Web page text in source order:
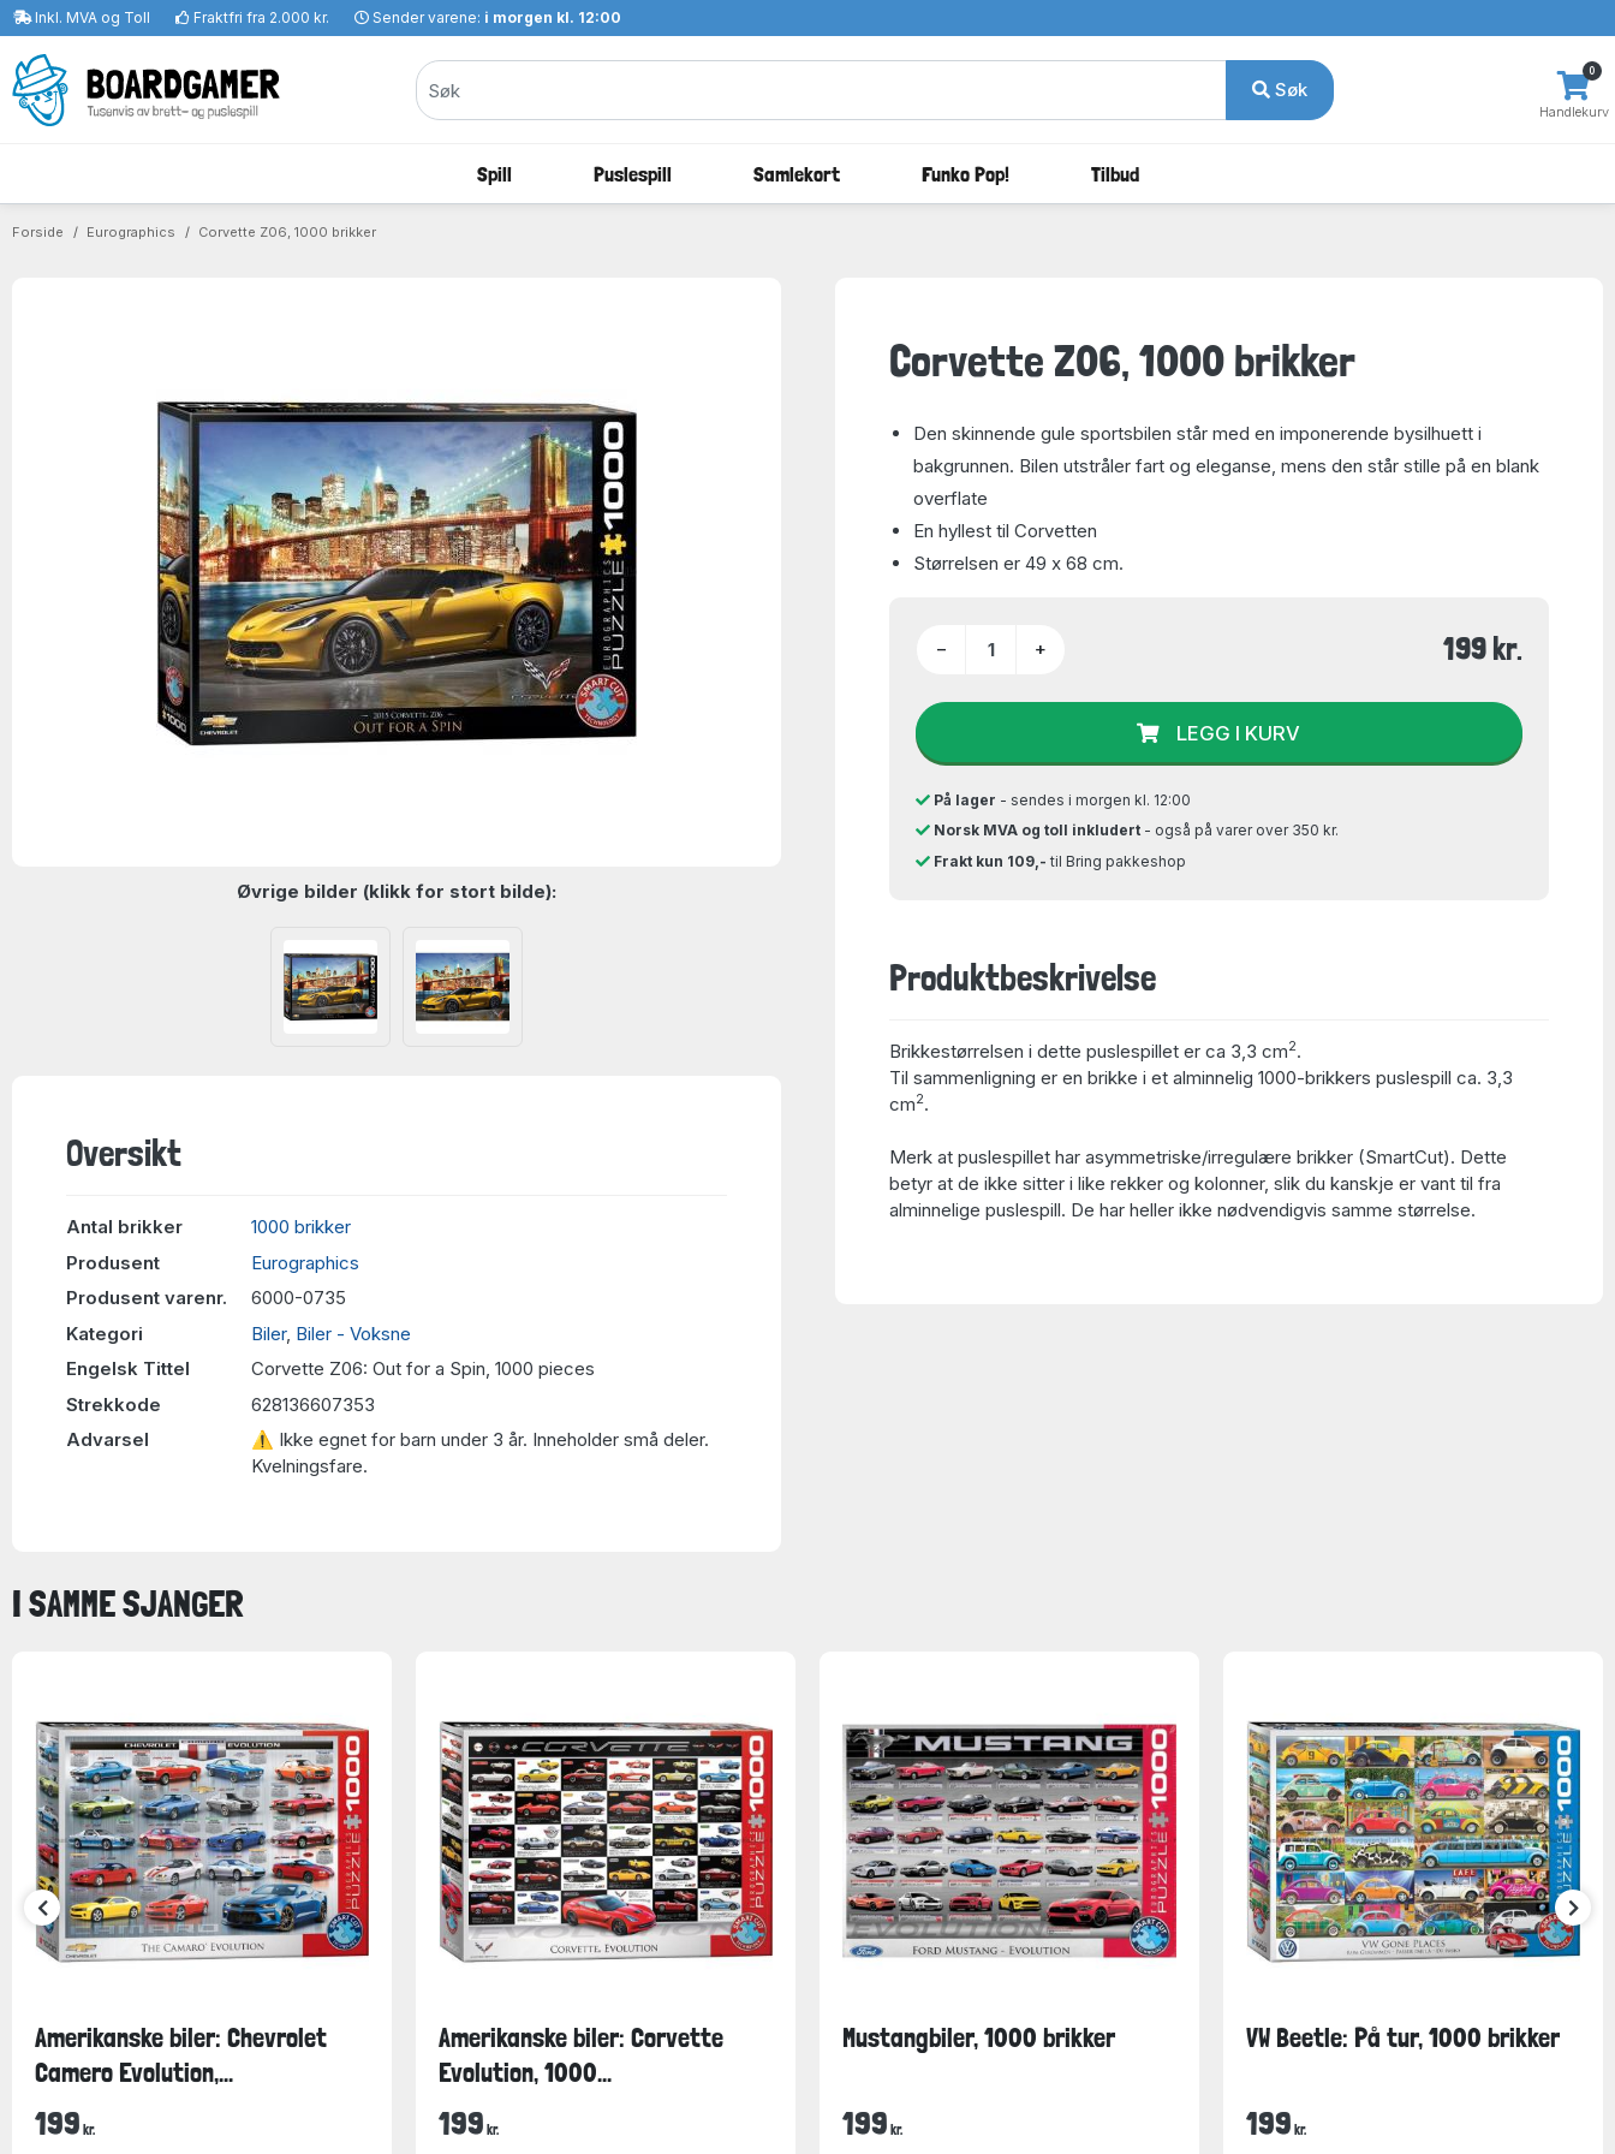
Inkl. MVA og Toll Fraktfri fra 2.000 kr. Sender varene: i morgen kl. 12:00
Søk
Handlekurv
0
Spill Puslespill Samlekort Funko Pop! Tilbud
Forside Eurographics Corvette Z06, 1000 brikker
Øvrige bilder (klikk for stort bilde):
Oversikt
Antal brikker
1000 brikker
Produsent
Eurographics
Produsent varenr.
6000-0735
Kategori
Biler, Biler - Voksne
Engelsk Tittel
Corvette Z06: Out for a Spin, 1000 pieces
Strekkode
628136607353
Advarsel
⚠ Ikke egnet for barn under 3 år. Inneholder små deler.
Kvelningsfare.
Corvette Z06, 1000 brikker
Den skinnende gule sportsbilen står med en imponerende bysilhuett i
bakgrunnen. Bilen utstråler fart og eleganse, mens den står stille på en blank
overflate
En hyllest til Corvetten
Størrelsen er 49 x 68 cm.
− + 199 kr.
LEGG I KURV
På lager - sendes i morgen kl. 12:00
Norsk MVA og toll inkludert - også på varer over 350 kr.
Frakt kun 109,- til Bring pakkeshop
Produktbeskrivelse
Brikkestørrelsen i dette puslespillet er ca 3,3 cm2.
Til sammenligning er en brikke i et alminnelig 1000-brikkers puslespill ca. 3,3
cm2.
Merk at puslespillet har asymmetriske/irregulære brikker (SmartCut). Dette
betyr at de ikke sitter i like rekker og kolonner, slik du kanskje er vant til fra
alminnelige puslespill. De har heller ikke nødvendigvis samme størrelse.
I SAMME SJANGER
Amerikanske biler: Chevrolet
Camero Evolution,...
199 kr.
Amerikanske biler: Corvette
Evolution, 1000...
199 kr.
Mustangbiler, 1000 brikker
199 kr.
VW Beetle: På tur, 1000 brikker
199 kr.